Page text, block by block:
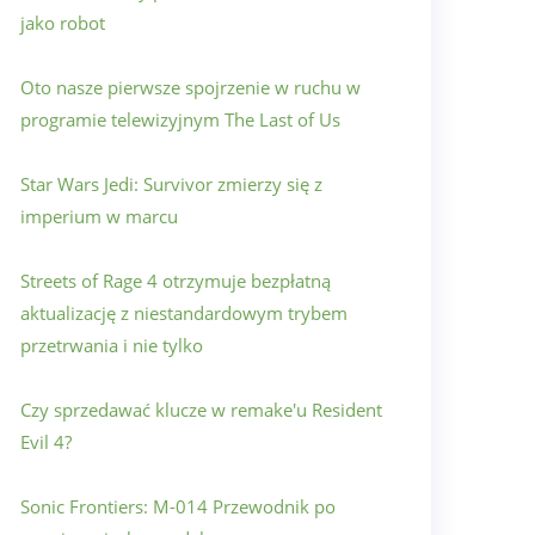
jako robot
Oto nasze pierwsze spojrzenie w ruchu w
programie telewizyjnym The Last of Us
Star Wars Jedi: Survivor zmierzy się z
imperium w marcu
Streets of Rage 4 otrzymuje bezpłatną
aktualizację z niestandardowym trybem
przetrwania i nie tylko
Czy sprzedawać klucze w remake'u Resident
Evil 4?
Sonic Frontiers: M-014 Przewodnik po